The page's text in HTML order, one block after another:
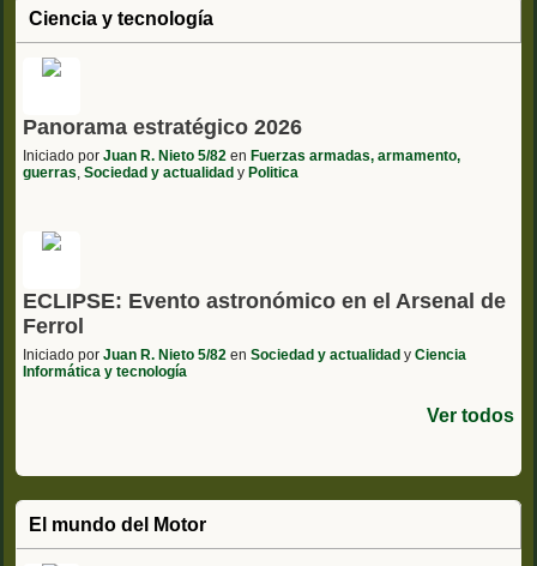
Ciencia y tecnología
Panorama estratégico 2026
Iniciado por Juan R. Nieto 5/82 en Fuerzas armadas, armamento,
guerras, Sociedad y actualidad y Politica
ECLIPSE: Evento astronómico en el Arsenal de
Ferrol
Iniciado por Juan R. Nieto 5/82 en Sociedad y actualidad y Ciencia
Informática y tecnología
Ver todos
El mundo del Motor